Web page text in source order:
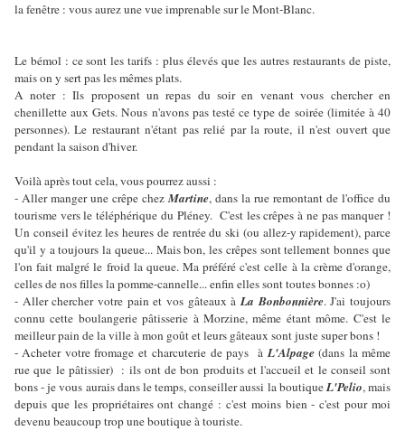
la fenêtre : vous aurez une vue imprenable sur le Mont-Blanc.
Le bémol : ce sont les tarifs : plus élevés que les autres restaurants de piste,
mais on y sert pas les mêmes plats.
A noter : Ils proposent un repas du soir en venant vous chercher en
chenillette aux Gets. Nous n'avons pas testé ce type de soirée (limitée à 40
personnes). Le restaurant n'étant pas relié par la route, il n'est ouvert que
pendant la saison d'hiver.
Voilà après tout cela, vous pourrez aussi :
- Aller manger une crêpe chezMartine, dans la rue remontant de l'office du
tourisme vers le téléphérique du Pléney. C'est les crêpes à ne pas manquer !
Un conseil évitez les heures de rentrée du ski (ou allez-y rapidement), parce
qu'il y a toujours la queue... Mais bon, les crêpes sont tellement bonnes que
l'on fait malgré le froid la queue. Ma préféré c'est celle à la crème d'orange,
celles de nos filles la pomme-cannelle... enfin elles sont toutes bonnes :o)
- Aller chercher votre pain et vos gâteaux à La Bonbonnière. J'ai toujours
connu cette boulangerie pâtisserie à Morzine, même étant môme. C'est le
meilleur pain de la ville à mon goût et leurs gâteaux sont juste super bons !
- Acheter votre fromage et charcuterie de pays à L'Alpage(dans la même
rue que le pâtissier) : ils ont de bon produits et l'accueil et le conseil sont
bons - je vous aurais dans le temps, conseiller aussi la boutiqueL'Pelio, mais
depuis que les propriétaires ont changé : c'est moins bien - c'est pour moi
devenu beaucoup trop une boutique à touriste.